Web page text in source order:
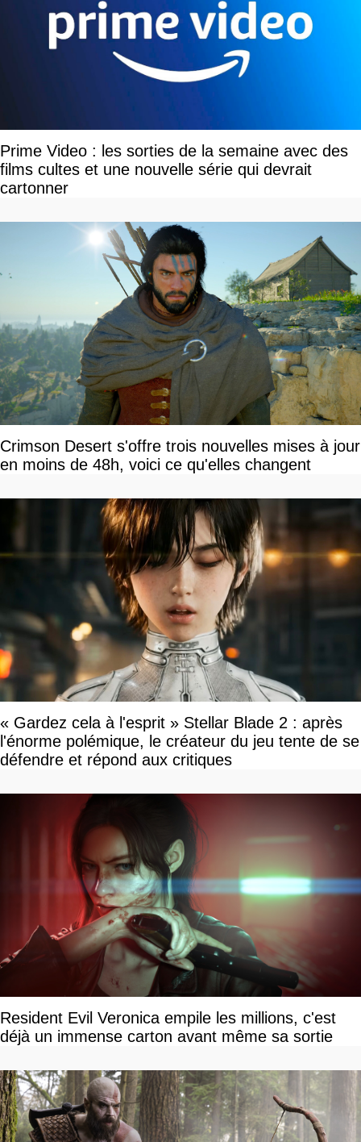
Prime Video : les sorties de la semaine avec des
films cultes et une nouvelle série qui devrait
cartonner
Crimson Desert s'offre trois nouvelles mises à jour
en moins de 48h, voici ce qu'elles changent
« Gardez cela à l'esprit » Stellar Blade 2 : après
l'énorme polémique, le créateur du jeu tente de se
défendre et répond aux critiques
Resident Evil Veronica empile les millions, c'est
déjà un immense carton avant même sa sortie